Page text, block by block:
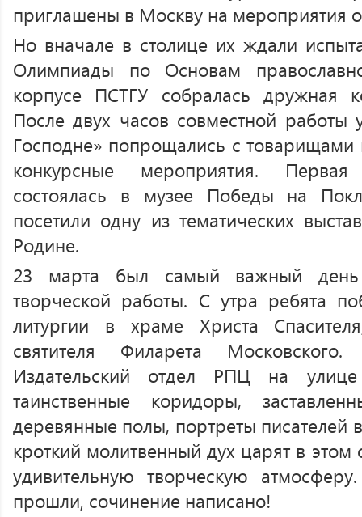
приглашены в Москву на мероприятия
Но вначале в столице их ждали
Олимпиады по Основам
корпусе ПСТГУ собралась дружная
После двух часов совместной работы
Господне» попрощались с товарищами
конкурсные мероприятия. Первая
состоялась в музее Победы на
посетили одну из тематических
Родине.
23 марта был самый важный день
творческой работы. С утра ребята
литургии в храме Христа
святителя Филарета
Издательский отдел РПЦ на
таинственные коридоры,
деревянные полы, портреты писателей
кроткий молитвенный дух царят в
удивительную творческую
прошли, сочинение написано!